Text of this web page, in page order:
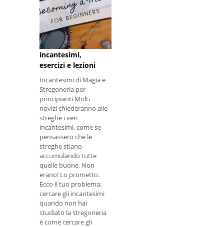
Stregoneria per
principianti:
incantesimi,
esercizi e lezioni
Incantesimi di Magia e
Stregoneria per
principianti Molti
novizi chiederanno alle
streghe i veri
incantesimi, come se
pensassero che le
streghe stiano
accumulando tutte
quelle buone. Non
erano! Lo prometto.
Ecco il tuo problema:
cercare gli incantesimi
quando non hai
studiato la stregoneria
è come cercare gli